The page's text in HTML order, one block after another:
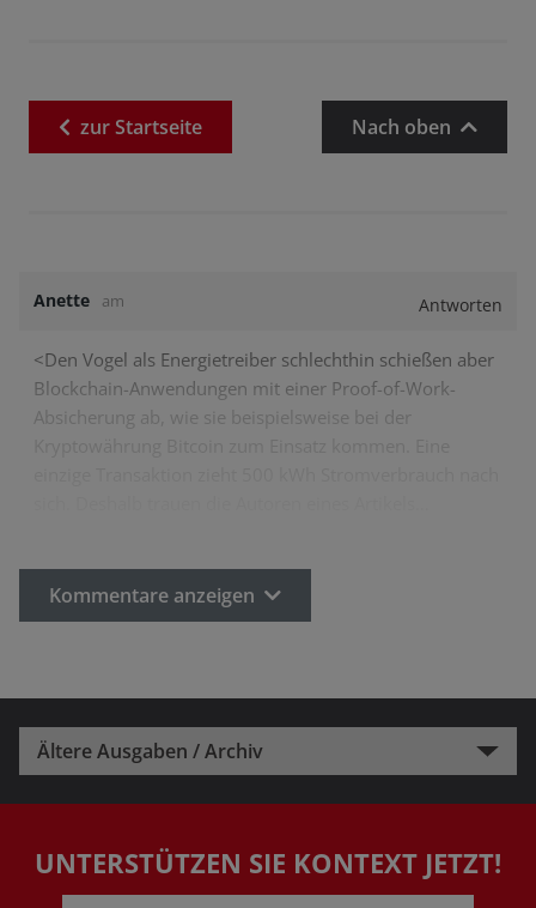
zurStartseite Nach oben
Anette am Antworten
<Den Vogel als Energietreiber schlechthin schießen aber
Blockchain-Anwendungen mit einer Proof-of-Work-
Absicherung ab, wie sie beispielsweise bei der
Kommentare anzeigen
Ältere Ausgaben / Archiv
UNTERSTÜTZEN SIE KONTEXT JETZT!